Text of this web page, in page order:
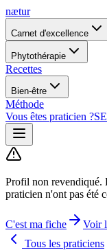
nætur
Carnet d'excellence
Phytothérapie
Recettes
Bien-être
Méthode
Vous êtes praticien ?
Profil non revendiqué.
praticien n'ont pas été
C'est ma fiche
Voir
Tous les praticiens